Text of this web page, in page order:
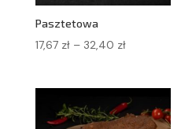
Pasztetowa
17,67 zł – 32,40 złZakres
od
17,67 zł
do